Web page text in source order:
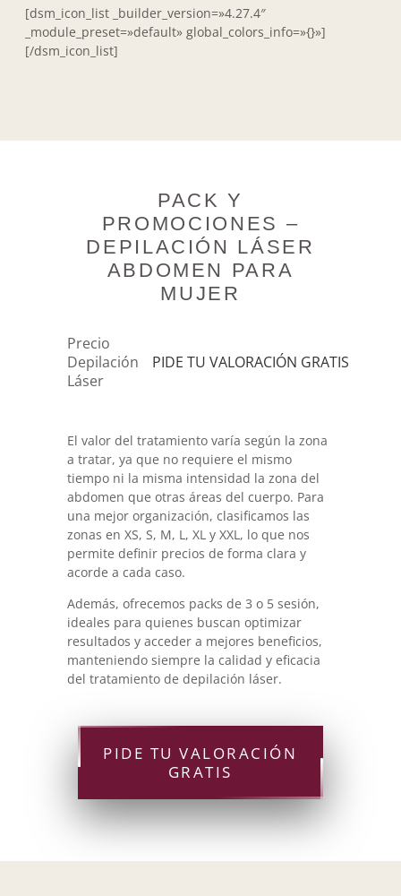
[dsm_icon_list _builder_version=»4.27.4″
_module_preset=»default» global_colors_info=»{}»]
[/dsm_icon_list]
PACK Y
PROMOCIONES –
DEPILACIÓN LÁSER
ABDOMEN PARA
MUJER
Precio
Depilación
Láser
PIDE TU VALORACIÓN GRATIS
El valor del tratamiento varía según la zona
a tratar, ya que no requiere el mismo
tiempo ni la misma intensidad la zona del
abdomen que otras áreas del cuerpo. Para
una mejor organización, clasificamos las
zonas en XS, S, M, L, XL y XXL, lo que nos
permite definir precios de forma clara y
acorde a cada caso.
Además, ofrecemos packs de 3 o 5 sesión,
ideales para quienes buscan optimizar
resultados y acceder a mejores beneficios,
manteniendo siempre la calidad y eficacia
del tratamiento de depilación láser.
PIDE TU VALORACIÓN
GRATIS